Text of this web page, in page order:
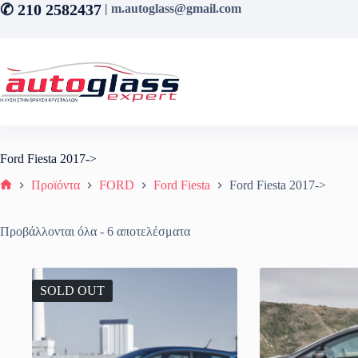
Μετάβαση
στο
✆ 210 2582437 | m.autoglass@gmail.com
Ford Fiesta 2017->
Προϊόντα FORD Ford Fiesta Ford Fiesta 2017->
Προβάλλονται όλα - 6 αποτελέσματαSorted
SOLD OUT